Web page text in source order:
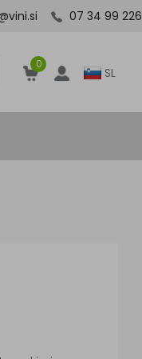
07 34 99 226
0
SL